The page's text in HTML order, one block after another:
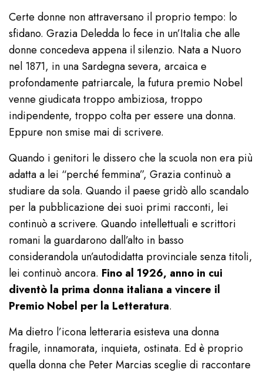
Certe donne non attraversano il proprio tempo: lo
sfidano. Grazia Deledda lo fece in un’Italia che alle
donne concedeva appena il silenzio. Nata a Nuoro
nel 1871, in una Sardegna severa, arcaica e
profondamente patriarcale, la futura premio Nobel
venne giudicata troppo ambiziosa, troppo
indipendente, troppo colta per essere una donna.
Eppure non smise mai di scrivere.
Quando i genitori le dissero che la scuola non era più
adatta a lei “perché femmina”, Grazia continuò a
studiare da sola. Quando il paese gridò allo scandalo
per la pubblicazione dei suoi primi racconti, lei
continuò a scrivere. Quando intellettuali e scrittori
romani la guardarono dall’alto in basso
considerandola un’autodidatta provinciale senza titoli,
lei continuò ancora. Fino al 1926, anno in cui
diventò la prima donna italiana a vincere il
Premio Nobel per la Letteratura.
Ma dietro l’icona letteraria esisteva una donna
fragile, innamorata, inquieta, ostinata. Ed è proprio
quella donna che Peter Marcias sceglie di raccontare